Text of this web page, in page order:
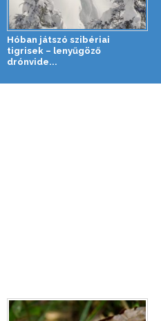
Hóban játszó szibériai
tigrisek – lenyűgöző
drónvide...